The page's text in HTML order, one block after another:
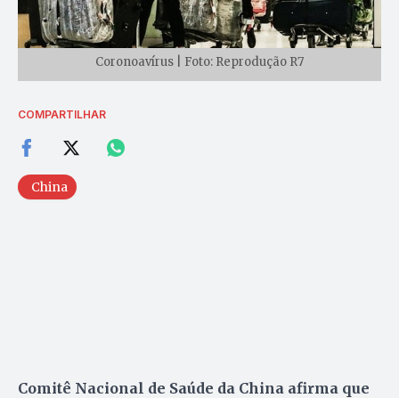
Coronoavírus | Foto: Reprodução R7
COMPARTILHAR
China
Comitê Nacional de Saúde da China afirma que